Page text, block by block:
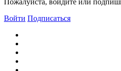
Пожалуйста, войдите или
Войти Подписаться